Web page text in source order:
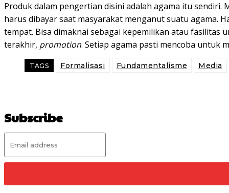
Produk dalam pengertian disini adalah agama itu sendiri.
harus dibayar saat masyarakat menganut suatu agama.
tempat. Bisa dimaknai sebagai kepemilikan atau fasilitas
terakhir, promotion. Setiap agama pasti mencoba untuk
TAGS Formalisasi Fundamentalisme Media
Subscribe